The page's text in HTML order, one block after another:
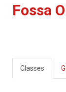
Fossa
Classes